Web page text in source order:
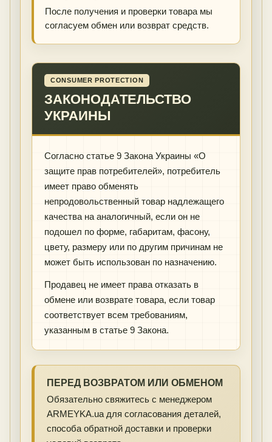
После получения и проверки товара мы
согласуем обмен или возврат средств.
CONSUMER PROTECTION
ЗАКОНОДАТЕЛЬСТВО
УКРАИНЫ
Согласно статье 9 Закона Украины «О
защите прав потребителей», потребитель
имеет право обменять
непродовольственный товар надлежащего
качества на аналогичный, если он не
подошел по форме, габаритам, фасону,
цвету, размеру или по другим причинам не
может быть использован по назначению.
Продавец не имеет права отказать в
обмене или возврате товара, если товар
соответствует всем требованиям,
указанным в статье 9 Закона.
ПЕРЕД ВОЗВРАТОМ ИЛИ ОБМЕНОМ
Обязательно свяжитесь с менеджером
ARMEYKA.ua для согласования деталей,
способа обратной доставки и проверки